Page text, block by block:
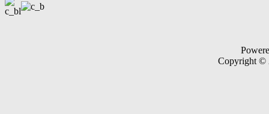
Copyright ©